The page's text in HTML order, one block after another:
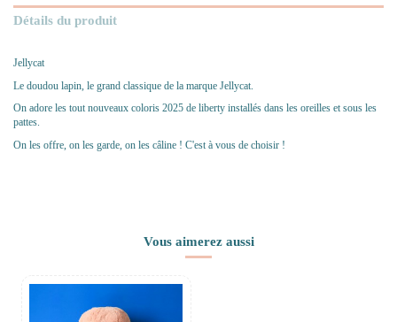
Détails du produit
Jellycat
Le doudou lapin, le grand classique de la marque Jellycat.
On adore les tout nouveaux coloris 2025 de liberty installés dans les oreilles et sous les
pattes.
On les offre, on les garde, on les câline ! C'est à vous de choisir !
Vous aimerez aussi